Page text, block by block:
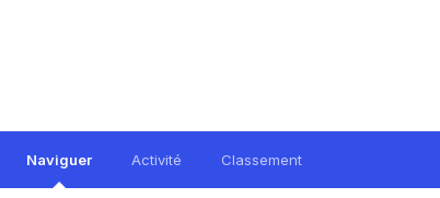
Naviguer Activité Classement